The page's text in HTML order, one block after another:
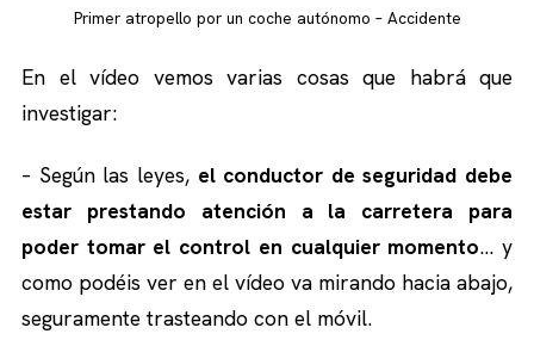
Primer atropello por un coche autónomo – Accidente
En el vídeo vemos varias cosas que habrá que
investigar:
– Según las leyes, el conductor de seguridad debe
estar prestando atención a la carretera para
poder tomar el control en cualquier momento… y
como podéis ver en el vídeo va mirando hacia abajo,
seguramente trasteando con el móvil.